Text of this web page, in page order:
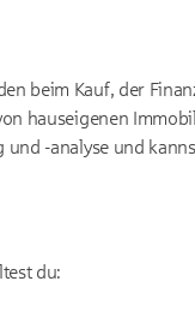
beim Kauf, der
hauseigenen
-analyse und
du: